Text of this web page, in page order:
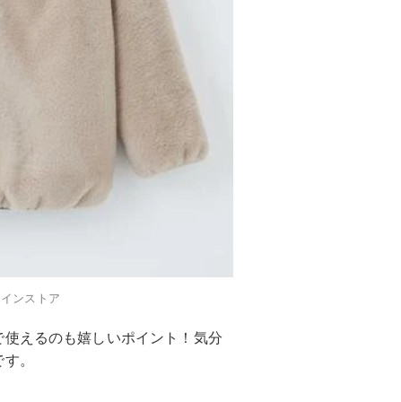
ンストア
えるのも嬉しいポイント！気分
。